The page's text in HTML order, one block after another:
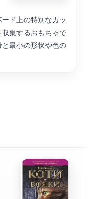
ド上の特別なカッ
集するおもちゃで
最小の形状や色の